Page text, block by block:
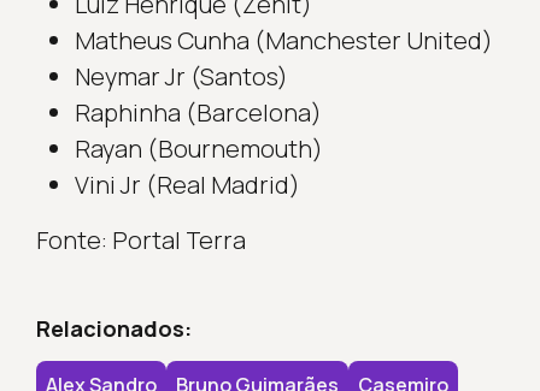
Matheus Cunha (Manchester United)
Neymar Jr (Santos)
Raphinha (Barcelona)
Rayan (Bournemouth)
Vini Jr (Real Madrid)
Fonte: Portal Terra
Relacionados:
Alex Sandro Bruno Guimarães Casemiro